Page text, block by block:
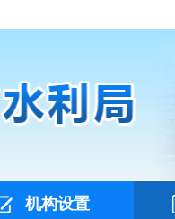
机构设置